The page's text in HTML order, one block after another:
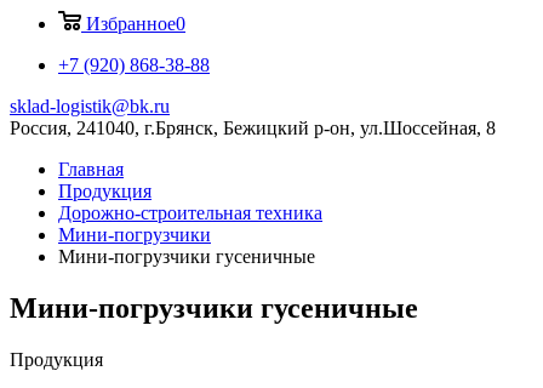
Избранное0
+7 (920) 868-38-88
sklad-logistik@bk.ru
Россия, 241040, г.Брянск, Бежицкий р-он, ул.Шоссейная, 8
Главная
Продукция
Дорожно-строительная техника
Мини-погрузчики
Мини-погрузчики гусеничные
Мини-погрузчики гусеничные
Продукция